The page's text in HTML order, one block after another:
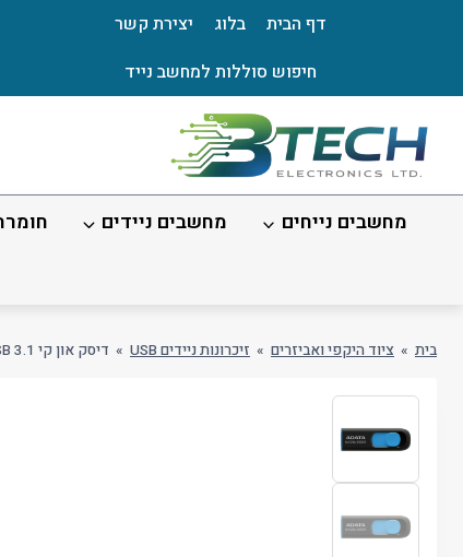
דף הבית בלוג
יצירת קשר
חיפוש סוללות למחשב נייד
מחשבים נייחים מחשבים ניידים
בית » ציוד היקפי ואביזרים » זיכרונות ניידים USB » דיסק און קי ADATA UV128 64GB USB 3.1